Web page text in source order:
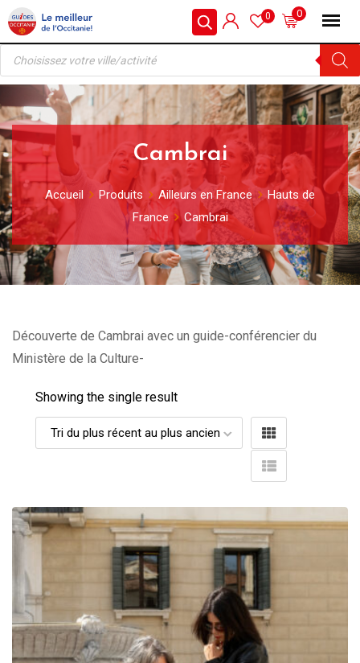
Skip
to
content
0
0
Recherche
produits
Cambrai
Accueil Produits Ailleurs en France
Hauts de
France
Cambrai
Découverte de Cambrai avec un guide-conférencier du
Ministère de la Culture-
Showing the single result